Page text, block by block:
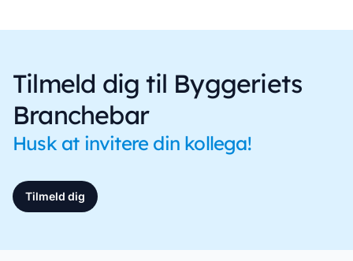
Tilmeld dig til Byggeriets
Branchebar
Husk at invitere din kollega!
Tilmeld dig